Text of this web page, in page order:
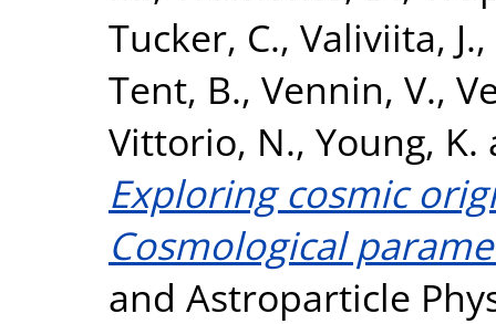
Tucker, C., Valiviita, J.,
Tent, B., Vennin, V.,
Vittorio, N., Young, K.
Exploring cosmic
Cosmological
and Astroparticle